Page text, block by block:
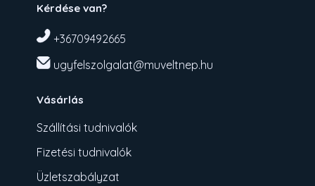
Kérdése van?
+36709492665
ugyfelszolgalat@muveltnep.hu
Vásárlás
Szállítási tudnivalók
Fizetési tudnivalók
Üzletszabályzat